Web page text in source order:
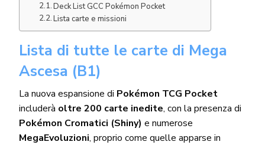
Deck List GCC Pokémon Pocket
Lista carte e missioni
Lista di tutte le carte di Mega
Ascesa (B1)
La nuova espansione di Pokémon TCG Pocket
includerà oltre 200 carte inedite, con la presenza di
Pokémon Cromatici (Shiny) e numerose
MegaEvoluzioni, proprio come quelle apparse in